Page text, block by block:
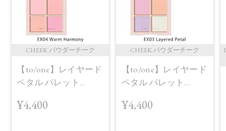
CHEEK パウダーチーク
【to/one】レイヤード
ペタル パレット
AW Collection＞EX04
¥4,400
CHEEK パウダーチーク
【to/one】レイヤード
ペタル パレット
AW Collection＞EX03
¥4,400